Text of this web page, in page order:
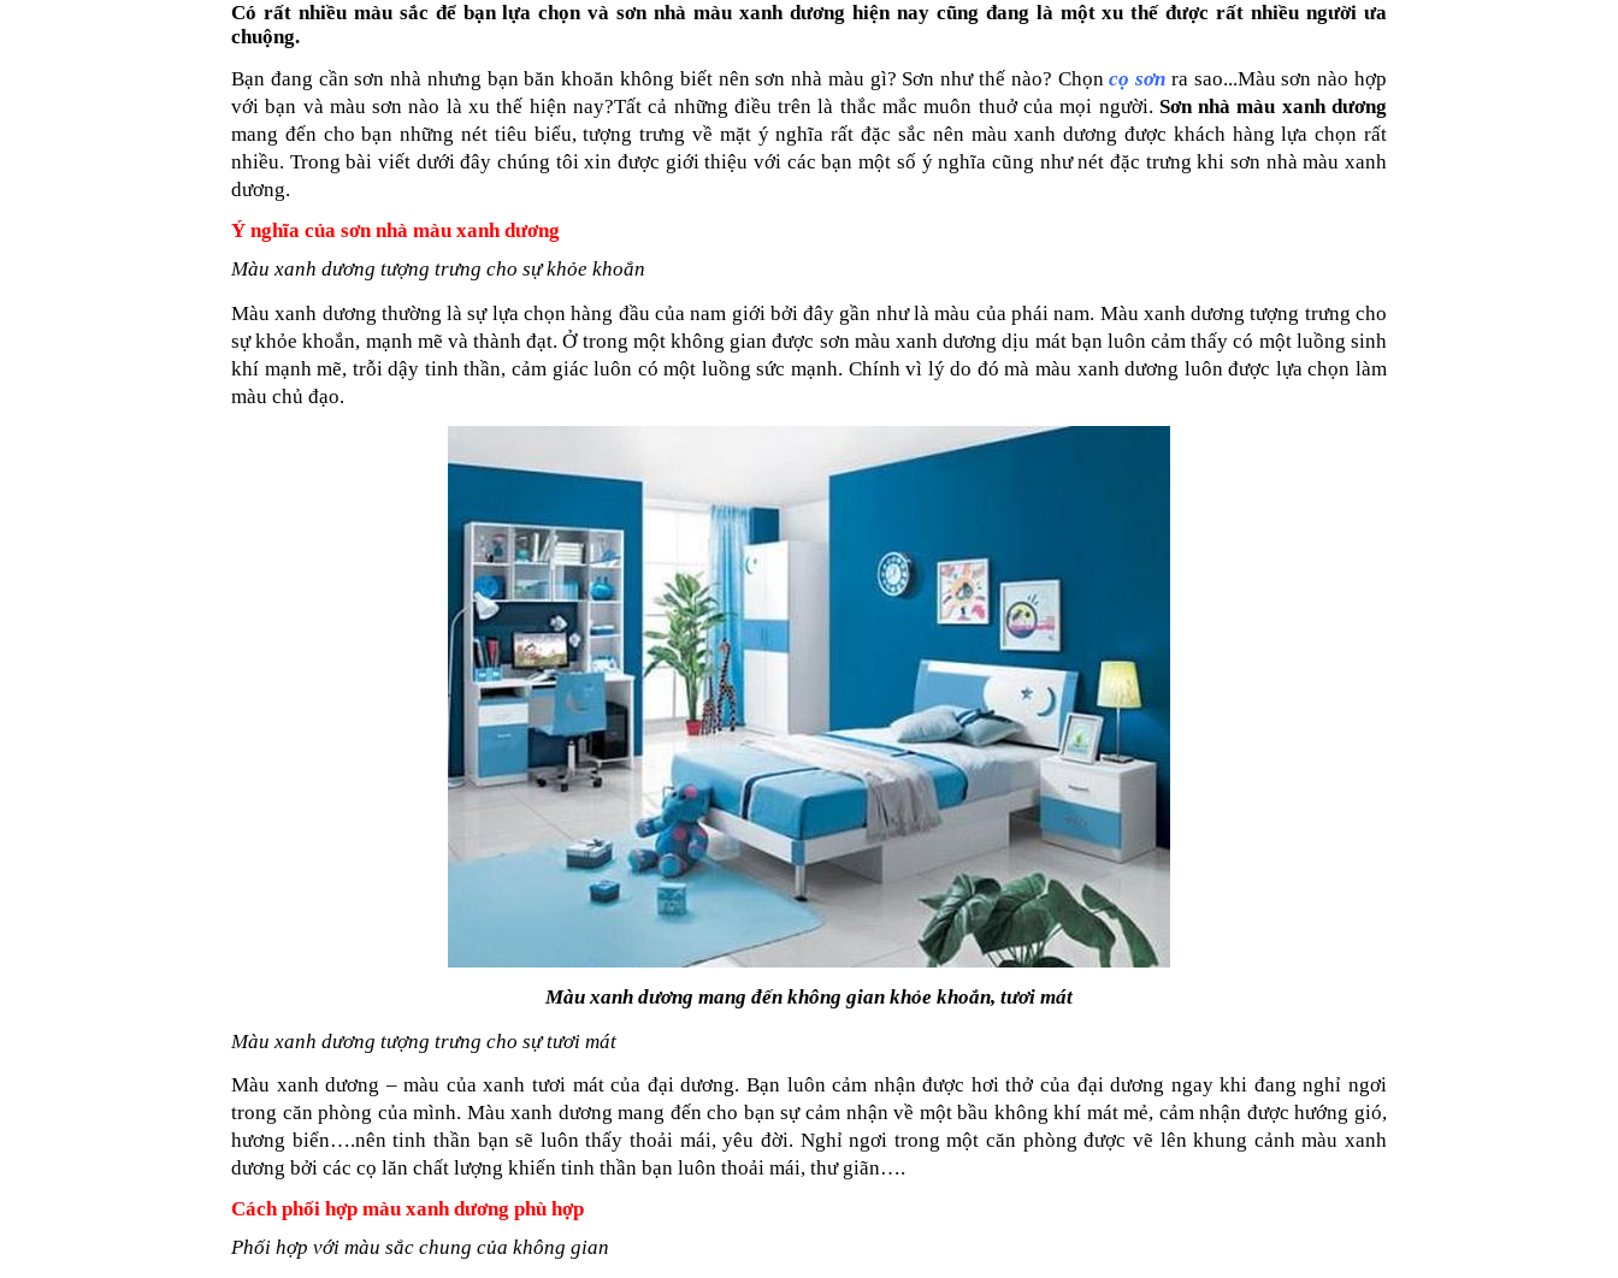
Có rất nhiều màu sắc để bạn lựa chọn và sơn nhà màu xanh dương hiện nay cũng đang là một xu thế được rất nhiều người ưa
chuộng.
Bạn đang cần sơn nhà nhưng bạn băn khoăn không biết nên sơn nhà màu gì? Sơn như thế nào? Chọn cọ sơn ra sao...Màu sơn nào hợp
với bạn và màu sơn nào là xu thế hiện nay?Tất cả những điều trên là thắc mắc muôn thuở của mọi người. Sơn nhà màu xanh dương
mang đến cho bạn những nét tiêu biểu, tượng trưng về mặt ý nghĩa rất đặc sắc nên màu xanh dương được khách hàng lựa chọn rất
nhiều. Trong bài viết dưới đây chúng tôi xin được giới thiệu với các bạn một số ý nghĩa cũng như nét đặc trưng khi sơn nhà màu xanh
dương.
Ý nghĩa của sơn nhà màu xanh dương
Màu xanh dương tượng trưng cho sự khỏe khoắn
Màu xanh dương thường là sự lựa chọn hàng đầu của nam giới bởi đây gần như là màu của phái nam. Màu xanh dương tượng trưng cho
sự khỏe khoắn, mạnh mẽ và thành đạt. Ở trong một không gian được sơn màu xanh dương dịu mát bạn luôn cảm thấy có một luồng sinh
khí mạnh mẽ, trỗi dậy tinh thần, cảm giác luôn có một luồng sức mạnh. Chính vì lý do đó mà màu xanh dương luôn được lựa chọn làm
màu chủ đạo.
Màu xanh dương mang đến không gian khỏe khoắn, tươi mát
Màu xanh dương tượng trưng cho sự tươi mát
Màu xanh dương – màu của xanh tươi mát của đại dương. Bạn luôn cảm nhận được hơi thở của đại dương ngay khi đang nghỉ ngơi
trong căn phòng của mình. Màu xanh dương mang đến cho bạn sự cảm nhận về một bầu không khí mát mẻ, cảm nhận được hướng gió,
hương biển….nên tinh thần bạn sẽ luôn thấy thoải mái, yêu đời. Nghỉ ngơi trong một căn phòng được vẽ lên khung cảnh màu xanh
dương bởi các cọ lăn chất lượng khiến tinh thần bạn luôn thoải mái, thư giãn….
Cách phối hợp màu xanh dương phù hợp
Phối hợp với màu sắc chung của không gian